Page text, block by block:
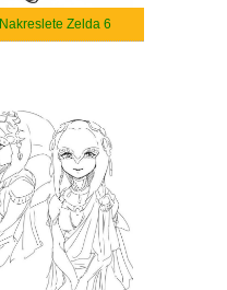
Nakreslete Zelda 6